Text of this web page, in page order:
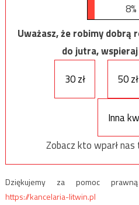
8%
Uważasz, że robimy dobrą
do jutra,
30 zł
50 zł
Inna
Zobacz kto wparł nas
Dziękujemy za pomoc
https://kancelaria-litwin.pl